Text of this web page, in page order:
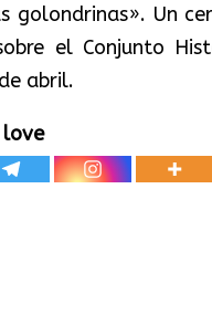
golondrinas». Un
el Conjunto
abril.
love